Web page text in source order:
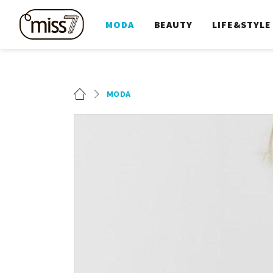
MODA BEAUTY LIFE&STYLE
MODA